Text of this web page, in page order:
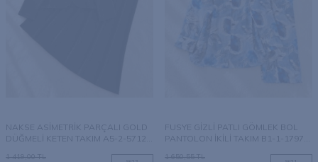
NAKSE ASİMETRİK PARÇALI GOLD
DÜĞMELİ KETEN TAKIM A5-2-5712-
1.419,00TL
FUSYE GİZLİ PATLI GÖMLEK BOL
PANTOLON İKİLİ TAKIM B1-1-1797-
1.650,55TL